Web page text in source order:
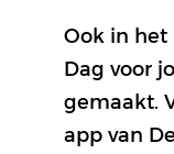
Ook in het
Dag voor
gemaakt.
app van